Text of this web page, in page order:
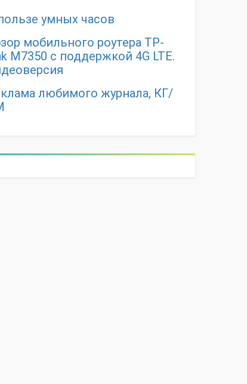
умных часов
мобильного роутера TP-
M7350 с поддержкой 4G LTE.
любимого журнала, КГ/